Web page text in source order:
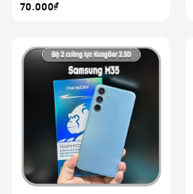
70.000₫